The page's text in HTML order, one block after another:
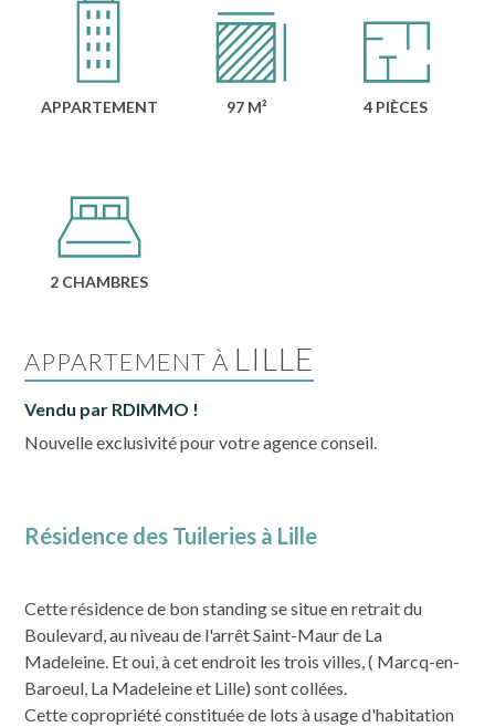
APPARTEMENT 97 M² 4 PIÈCES
2 CHAMBRES
APPARTEMENT À LILLE
Vendu par RDIMMO !
Nouvelle exclusivité pour votre agence conseil.
Résidence des Tuileries à Lille
Cette résidence de bon standing se situe en retrait du
Boulevard, au niveau de l'arrêt Saint-Maur de La
Madeleine. Et oui, à cet endroit les trois villes, ( Marcq-en-
Baroeul, La Madeleine et Lille) sont collées.
Cette copropriété constituée de lots à usage d'habitation